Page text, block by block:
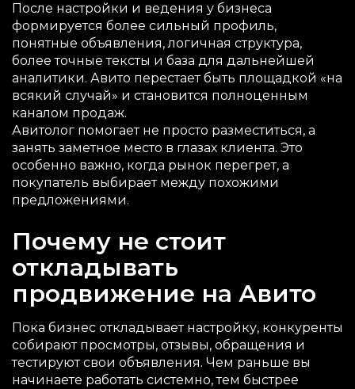
После настройки и ведения у бизнеса
формируется более сильный профиль,
понятные объявления, логичная структура,
более точные тексты и база для дальнейшей
аналитики. Авито перестает быть площадкой «на
всякий случай» и становится полноценным
каналом продаж.
Авитолог помогает не просто разместиться, а
занять заметное место в глазах клиента. Это
особенно важно, когда рынок перегрет, а
покупатель выбирает между похожими
предложениями.
Почему не стоит
откладывать
продвижение на Авито
Пока бизнес откладывает настройку, конкуренты
собирают просмотры, отзывы, обращения и
тестируют свои объявления. Чем раньше вы
начинаете работать системно, тем быстрее